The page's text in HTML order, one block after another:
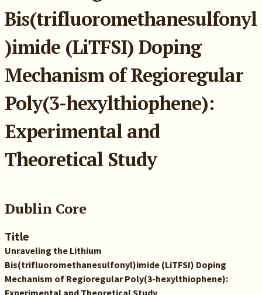
Bis(trifluoromethanesulfonyl
)imide (LiTFSI) Doping
Mechanism of Regioregular
Poly(3-hexylthiophene):
Experimental and
Theoretical Study
Dublin Core
Title
Unraveling the Lithium
Bis(trifluoromethanesulfonyl)imide (LiTFSI) Doping
Mechanism of Regioregular Poly(3-hexylthiophene):
Experimental and Theoretical Study